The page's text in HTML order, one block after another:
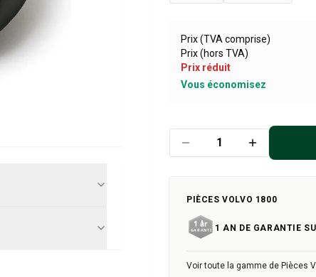
Prix (TVA comprise)
Prix (hors TVA)
Prix réduit
Vous économisez
PIÈCES VOLVO 1800
1 AN DE GARANTIE
Voir toute la gamme de Pièces